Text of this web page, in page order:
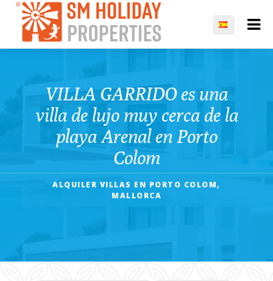
VILLA GARRIDO es una
villa de lujo muy cerca de la
playa Arenal en Porto
Colom
ALQUILER VILLAS EN PORTO COLOM,
MALLORCA